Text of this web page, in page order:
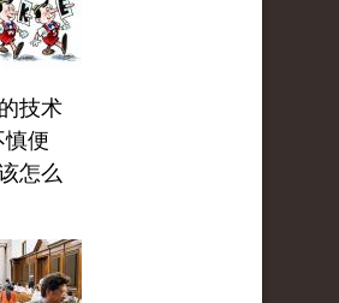
技术
便
怎么